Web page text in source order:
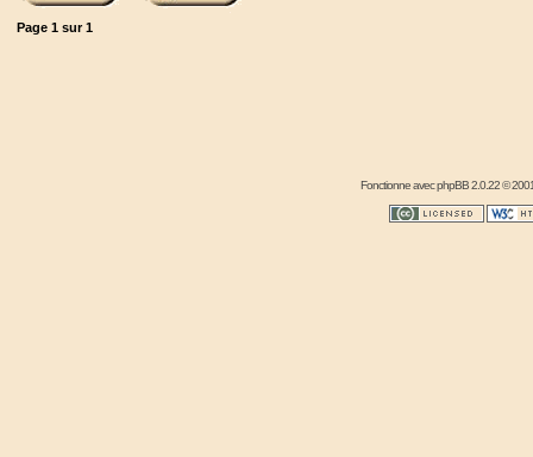
Page 1 sur1
Fonctionne avecphpBB2.0.22 ©